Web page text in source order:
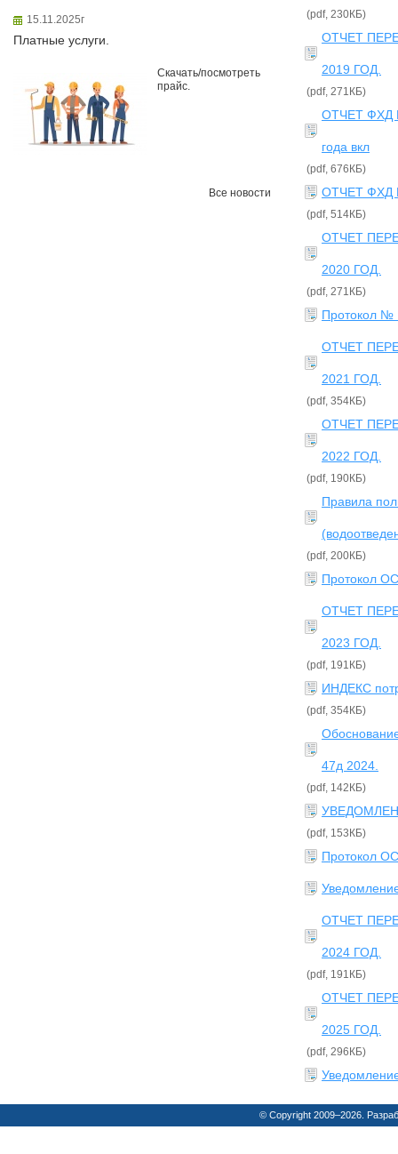
15.11.2025г
Платные услуги.
Скачать/посмотреть
прайс.
Все новости
(pdf, 230КБ)
ОТЧЕТ
2019 ГОД.
(pdf, 271КБ)
ОТЧЕТ ФХД
года вкл
(pdf, 676КБ)
ОТЧЕТ ФХД
(pdf, 514КБ)
ОТЧЕТ
2020 ГОД.
(pdf, 271КБ)
Протокол №
ОТЧЕТ
2021 ГОД.
(pdf, 354КБ)
ОТЧЕТ
2022 ГОД.
(pdf, 190КБ)
Правила
(pdf, 200КБ)
Протокол
ОТЧЕТ
2023 ГОД.
(pdf, 191КБ)
ИНДЕКС
(pdf, 354КБ)
47д 2024.
(pdf, 142КБ)
(pdf, 153КБ)
Протокол
ОТЧЕТ
2024 ГОД.
(pdf, 191КБ)
ОТЧЕТ
2025 ГОД.
(pdf, 296КБ)
© Copyright 2009–2026.